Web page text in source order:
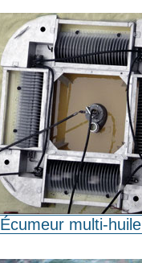
Écumeur multi-huile